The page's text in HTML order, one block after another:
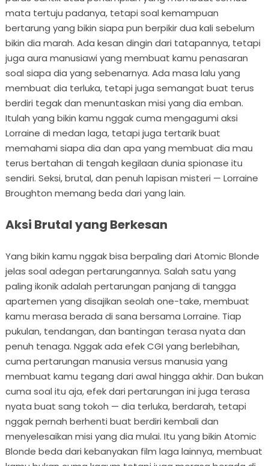
mata tertuju padanya, tetapi soal kemampuan
bertarung yang bikin siapa pun berpikir dua kali sebelum
bikin dia marah. Ada kesan dingin dari tatapannya, tetapi
juga aura manusiawi yang membuat kamu penasaran
soal siapa dia yang sebenarnya. Ada masa lalu yang
membuat dia terluka, tetapi juga semangat buat terus
berdiri tegak dan menuntaskan misi yang dia emban.
Itulah yang bikin kamu nggak cuma mengagumi aksi
Lorraine di medan laga, tetapi juga tertarik buat
memahami siapa dia dan apa yang membuat dia mau
terus bertahan di tengah kegilaan dunia spionase itu
sendiri. Seksi, brutal, dan penuh lapisan misteri — Lorraine
Broughton memang beda dari yang lain.
Aksi Brutal yang Berkesan
Yang bikin kamu nggak bisa berpaling dari Atomic Blonde
jelas soal adegan pertarungannya. Salah satu yang
paling ikonik adalah pertarungan panjang di tangga
apartemen yang disajikan seolah one-take, membuat
kamu merasa berada di sana bersama Lorraine. Tiap
pukulan, tendangan, dan bantingan terasa nyata dan
penuh tenaga. Nggak ada efek CGI yang berlebihan,
cuma pertarungan manusia versus manusia yang
membuat kamu tegang dari awal hingga akhir. Dan bukan
cuma soal itu aja, efek dari pertarungan ini juga terasa
nyata buat sang tokoh — dia terluka, berdarah, tetapi
nggak pernah berhenti buat berdiri kembali dan
menyelesaikan misi yang dia mulai. Itu yang bikin Atomic
Blonde beda dari kebanyakan film laga lainnya, membuat